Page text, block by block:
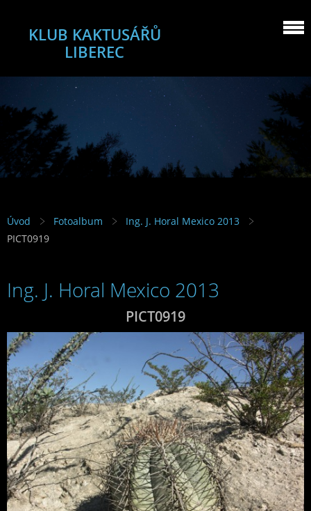
KLUB KAKTUSÁŘŮ
LIBEREC
Úvod Fotoalbum
Ing. J. Horal Mexico 2013
PICT0919
Ing. J. Horal Mexico 2013
PICT0919